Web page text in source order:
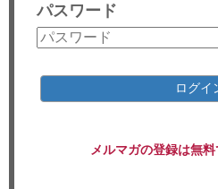
コンサルティング
リサーチ
パスワード
ログイ
メルマガの登録は無